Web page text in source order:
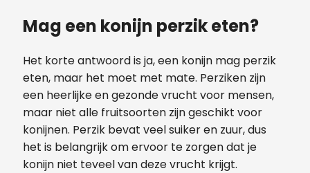
Mag een konijn perzik eten?
Het korte antwoord is ja, een konijn mag perzik
eten, maar het moet met mate. Perziken zijn
een heerlijke en gezonde vrucht voor mensen,
maar niet alle fruitsoorten zijn geschikt voor
konijnen. Perzik bevat veel suiker en zuur, dus
het is belangrijk om ervoor te zorgen dat je
konijn niet teveel van deze vrucht krijgt.